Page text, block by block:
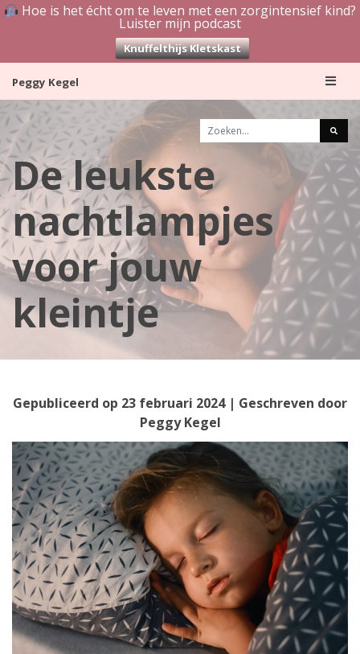
Hoe is het écht om te leven met een zorgintensief kind?
Luister mijn podcast
Knuffelthijs Kletskast
content
Peggy Kegel
De leukste
nachtlampjes
voor jouw
kleintje
Gepubliceerd op 23 februari 2024| Geschreven door
Peggy Kegel